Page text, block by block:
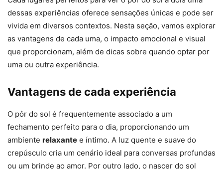
dessas experiências oferece sensações únicas e pode ser
vivida em diversos contextos. Nesta seção, vamos explorar
as vantagens de cada uma, o impacto emocional e visual
que proporcionam, além de dicas sobre quando optar por
uma ou outra experiência.
Vantagens de cada experiência
O pôr do sol é frequentemente associado a um
fechamento perfeito para o dia, proporcionando um
ambiente relaxante e íntimo. A luz quente e suave do
crepúsculo cria um cenário ideal para conversas profundas
ou um brinde ao amor. Por outro lado, o nascer do sol